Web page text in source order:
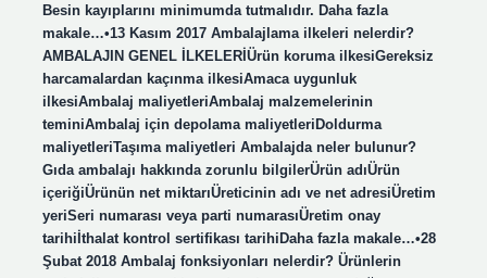
Besin kayıplarını minimumda tutmalıdır. Daha fazla
makale…•13 Kasım 2017 Ambalajlama ilkeleri nelerdir?
AMBALAJIN GENEL İLKELERİÜrün koruma ilkesiGereksiz
harcamalardan kaçınma ilkesiAmaca uygunluk
ilkesiAmbalaj maliyetleriAmbalaj malzemelerinin
teminiAmbalaj için depolama maliyetleriDoldurma
maliyetleriTaşıma maliyetleri Ambalajda neler bulunur?
Gıda ambalajı hakkında zorunlu bilgilerÜrün adıÜrün
içeriğiÜrünün net miktarıÜreticinin adı ve net adresiÜretim
yeriSeri numarası veya parti numarasıÜretim onay
tarihiİthalat kontrol sertifikası tarihiDaha fazla makale…•28
Şubat 2018 Ambalaj fonksiyonları nelerdir? Ürünlerin